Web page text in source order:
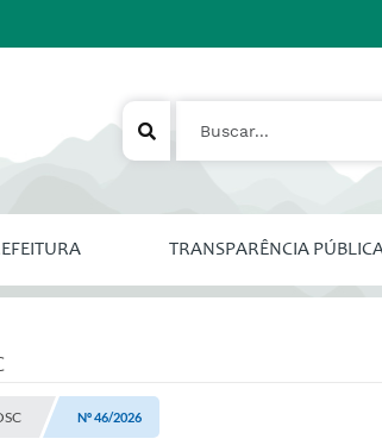
TRANSPARÊNCIA
Nº 46/2026